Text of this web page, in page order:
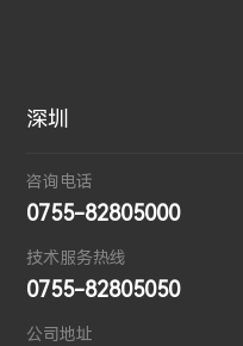
深圳
咨询电话
0755-82805000
技术服务热线
0755-82805050
公司地址